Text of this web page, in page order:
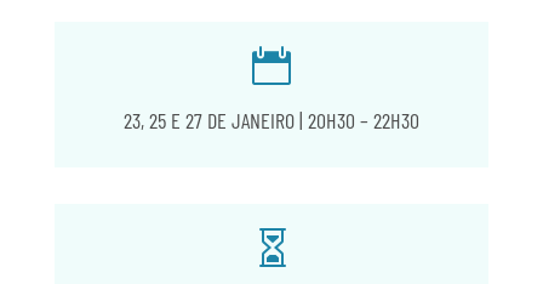

23, 25 E 27 DE JANEIRO | 20H30 – 22H30
